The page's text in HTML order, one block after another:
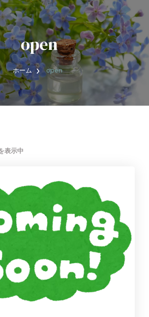
open
ホーム open
表示中